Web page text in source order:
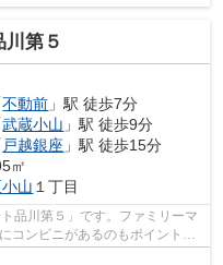
川第５
不動前 」駅 徒歩7分
武蔵小山 」駅 徒歩9分
戸越銀座 」駅 徒歩15分
㎡
小山 １丁目
品川第５」です。ファミリーマ
コンビニがあるのもポイント。